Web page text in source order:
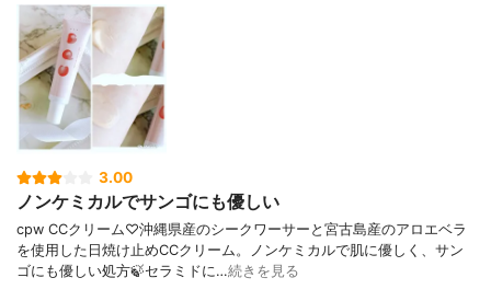
3.00
ノンケミカルでサンゴにも優しい
cpw CCクリーム♡沖縄県産のシークワーサーと宮古島産のアロエベラ
を使用した日焼け止めCCクリーム。ノンケミカルで肌に優しく、サン
ゴにも優しい処方🍃セラミドに…続きを見る